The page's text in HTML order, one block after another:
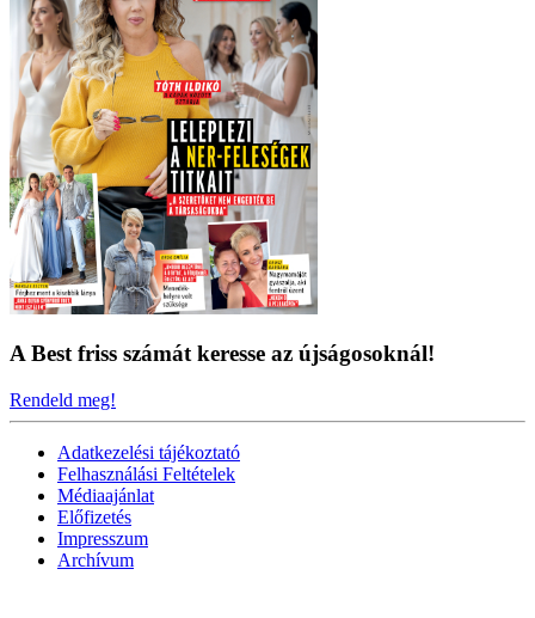
A Best friss számát keresse az újságosoknál!
Rendeld meg!
Adatkezelési tájékoztató
Felhasználási Feltételek
Médiaajánlat
Előfizetés
Impresszum
Archívum